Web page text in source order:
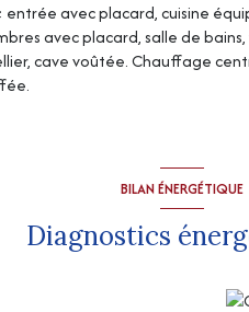
avec placard, cuisine
avec placard, salle de
cave voûtée. Chauffage
BILAN ÉNERGÉTIQUE
Diagnostics